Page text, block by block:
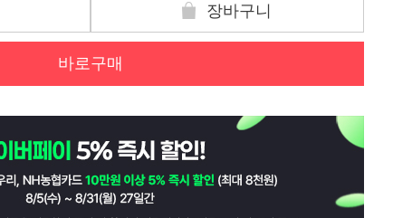
장바구니
바로구매